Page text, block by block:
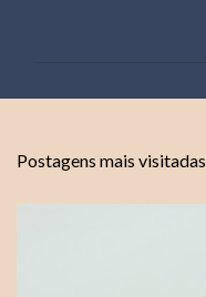
r
Postagens mais visitadas